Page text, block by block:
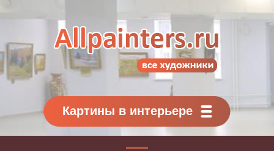
Картины классиков
и современников
Картины в интерьере